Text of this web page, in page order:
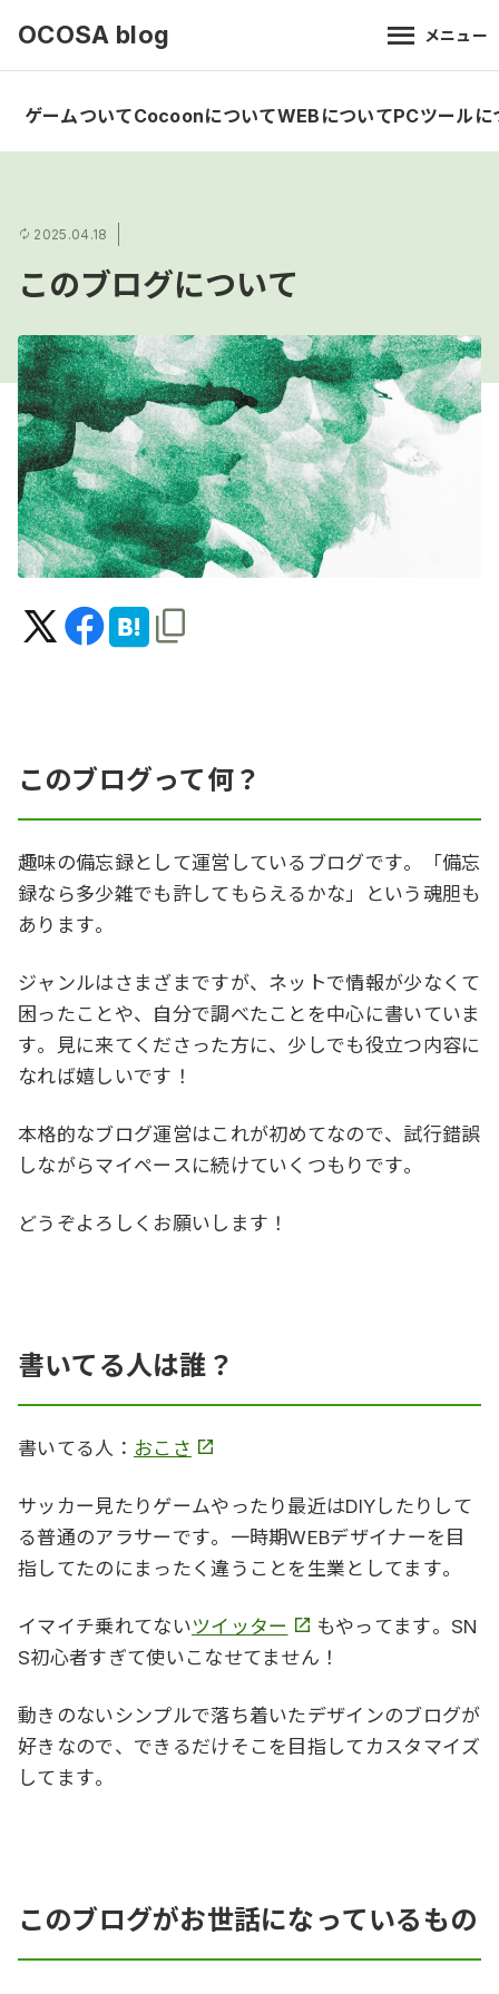
ゲームついてCocoonについてWEBについてPCツールに
2025.04.18
このブログについて
このブログって何？
趣味の備忘録として運営しているブログです。「備忘
録なら多少雑でも許してもらえるかな」という魂胆も
あります。
ジャンルはさまざまですが、ネットで情報が少なくて
困ったことや、自分で調べたことを中心に書いていま
す。見に来てくださった方に、少しでも役立つ内容に
なれば嬉しいです！
本格的なブログ運営はこれが初めてなので、試行錯誤
しながらマイペースに続けていくつもりです。
どうぞよろしくお願いします！
書いてる人は誰？
書いてる人： おこさ
サッカー見たりゲームやったり最近はDIYしたりして
る普通のアラサーです。一時期WEBデザイナーを目
指してたのにまったく違うことを生業としてます。
イマイチ乗れてないツイッター
もやってます。SN
S初心者すぎて使いこなせてません！
動きのないシンプルで落ち着いたデザインのブログが
好きなので、できるだけそこを目指してカスタマイズ
してます。
このブログがお世話になっているもの
OCOSA blog メニュー